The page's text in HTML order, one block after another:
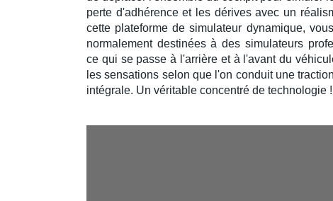
perte d'adhérenceet les dérivesavec un
cette plateforme desimulateur dynamique,
normalement destinées à des simulateurs
ce qui se passe à l'arrière et à l'avant du
les sensations selon que l'on conduit unetraction
intégrale. Un véritable concentré de technologie !